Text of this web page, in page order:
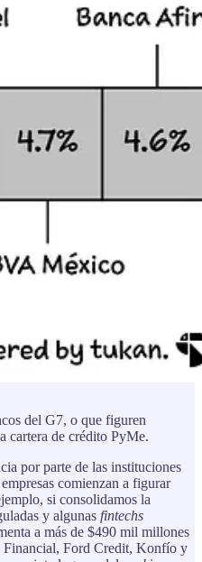
del G7, o que figuren
cartera de crédito PyMe.
por parte de las instituciones
comienzan a figurar
si consolidamos la
y algunas fintechs
a más de $490 mil millones
Financial, Ford Credit, Konfío y